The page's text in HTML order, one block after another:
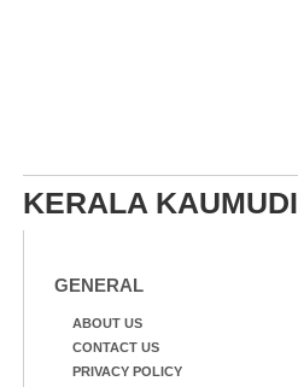
KERALA KAUMUDI
GENERAL
ABOUT US
CONTACT US
PRIVACY POLICY